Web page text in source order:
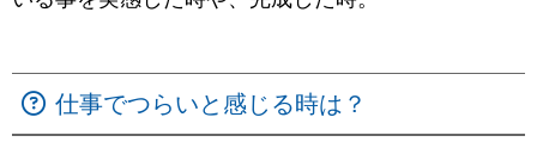
仕事でつらいと感じる時は？